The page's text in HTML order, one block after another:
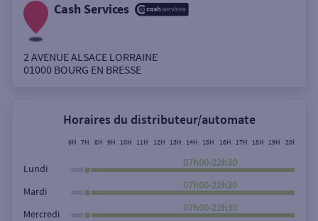
Autour de moi
Rue
Rechercher
Cash Services
2 AVENUE ALSACE LORRAINE
01000 BOURG EN BRESSE
Horaires du distributeur/automate
6H 7H 8H 9H 10H 11H 12H 13H 14H 15H 16H 17H 18H 19H 20H
Lundi
07h00-22h30
Mardi
07h00-22h30
Mercredi
07h00-22h30